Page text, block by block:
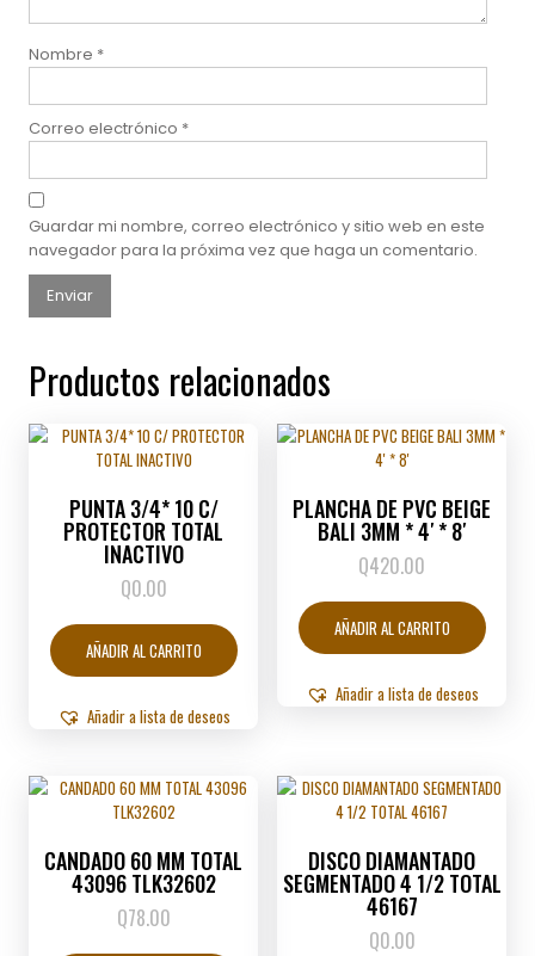
Nombre *
Correo electrónico *
Guardar mi nombre, correo electrónico y sitio web en este
navegador para la próxima vez que haga un comentario.
Productos relacionados
PUNTA 3/4* 10 C/
PROTECTOR TOTAL
INACTIVO
Q0.00
AÑADIR AL CARRITO
Añadir a lista de deseos
PLANCHA DE PVC BEIGE
BALI 3MM * 4′ * 8′
Q420.00
AÑADIR AL CARRITO
Añadir a lista de deseos
CANDADO 60 MM TOTAL
43096 TLK32602
Q78.00
DISCO DIAMANTADO
SEGMENTADO 4 1/2 TOTAL
46167
Q0.00